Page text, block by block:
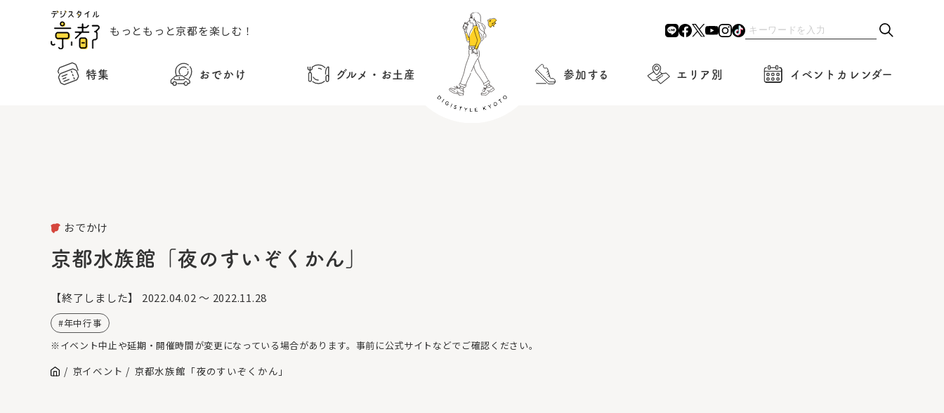
もっともっと京都を楽しむ！
特集 おでかけ グルメ・お土産 参加する エリア別 イベントカレンダー
おでかけ
京都水族館「夜のすいぞくかん」
【終了しました】 2022.04.02 ～ 2022.11.28
年中行事
※イベント中止や延期・開催時間が変更になっている場合があります。事前に公式サイトなどでご確認ください。
京イベント 京都水族館「夜のすいぞくかん」